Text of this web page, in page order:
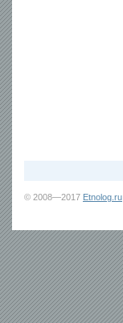
© 2008—2017 Etnolog.ru